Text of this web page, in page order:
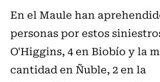
En el Maule han
personas por estos
O'Higgins, 4 en Biobío y la
cantidad en Ñuble, 2 en la